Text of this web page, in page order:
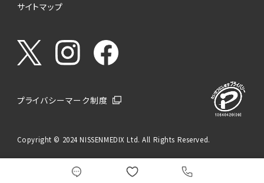
サイトマップ
プライバシーマーク制度
Copyright © 2024 NISSENMEDIX Ltd. All Rights Reserved.